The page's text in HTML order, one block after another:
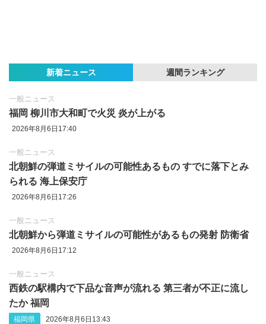
新着ニュース 週間ランキング
一般ニュース
福岡 柳川市大和町で火災 炎が上がる
2026年8月6日17:40
一般ニュース
北朝鮮の弾道ミサイルの可能性あるもの すでに落下とみ
られる 海上保安庁
2026年8月6日17:26
一般ニュース
北朝鮮から弾道ミサイルの可能性があるもの発射 防衛省
2026年8月6日17:12
一般ニュース
西鉄の駅構内で下品な音声が流れる 第三者が不正に流し
たか 福岡
福岡県 2026年8月6日13:43